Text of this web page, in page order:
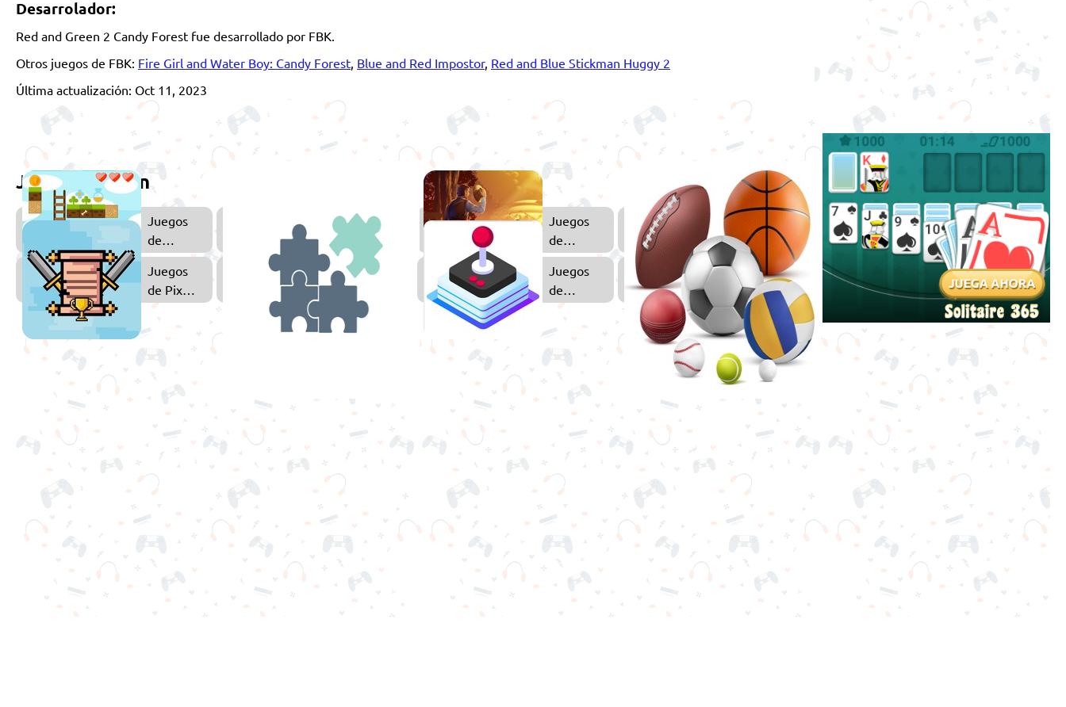
Desarrolador:
Red and Green 2 Candy Forest fue desarrollado por FBK.
Otros juegos de FBK: Fire Girl and Water Boy: Candy Forest, Blue and Red Impostor, Red and Blue Stickman Huggy 2
Última actualización: Oct 11, 2023
Juega también
Juegos
de
Plataformas
Juegos
Juegos
de
Aventuras
Juegos
de
Zombies
Juegos
de Pixel
Art
Juegos
de
Puzzle
Juegos
de
Arcade
Juegos